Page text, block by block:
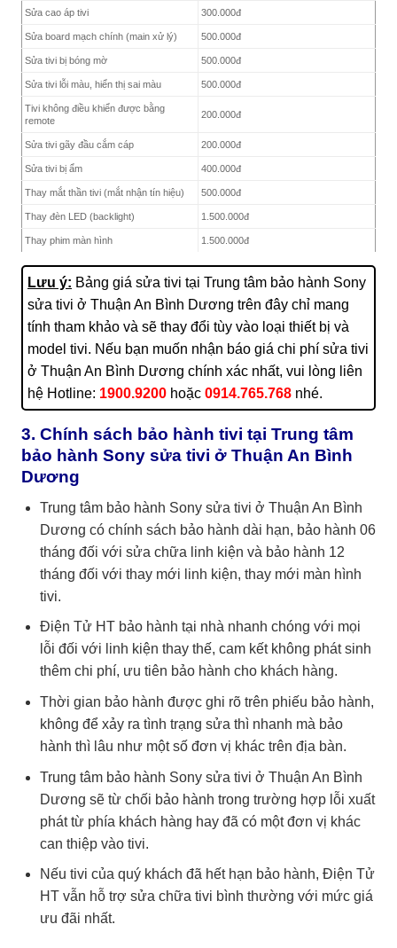
Sửa cao áp tivi 300.000đ
Sửa board mạch chính (main xử lý) 500.000đ
Sửa tivi bị bóng mờ 500.000đ
Sửa tivi lỗi màu, hiển thị sai màu 500.000đ
Tivi không điều khiển được bằng
remote
200.000đ
Sửa tivi gãy đầu cắm cáp 200.000đ
Sửa tivi bị ẩm 400.000đ
Thay mắt thần tivi (mắt nhận tín hiệu) 500.000đ
Thay đèn LED (backlight) 1.500.000đ
Thay phim màn hình 1.500.000đ
Thay cổng HDMI 1.500.000đ
Các lỗi khác Hotline:1900.9200 – 0914.765.768
Lưu ý: Bảng giá sửa tivi tại Trung tâm bảo hành Sony
sửa tivi ở Thuận An Bình Dương trên đây chỉ mang
tính tham khảo và sẽ thay đổi tùy vào loại thiết bị và
model tivi. Nếu bạn muốn nhận báo giá chi phí sửa tivi
ở Thuận An Bình Dương chính xác nhất, vui lòng liên
hệ Hotline: 1900.9200 hoặc 0914.765.768 nhé.
3. Chính sách bảo hành tivi tại Trung tâm
bảo hành Sony sửa tivi ở Thuận An Bình
Dương
Trung tâm bảo hành Sony sửa tivi ở Thuận An Bình
Dương có chính sách bảo hành dài hạn, bảo hành 06
tháng đối với sửa chữa linh kiện và bảo hành 12
tháng đối với thay mới linh kiện, thay mới màn hình
tivi.
Điện Tử HT bảo hành tại nhà nhanh chóng với mọi
lỗi đối với linh kiện thay thế, cam kết không phát sinh
thêm chi phí, ưu tiên bảo hành cho khách hàng.
Thời gian bảo hành được ghi rõ trên phiếu bảo hành,
không để xảy ra tình trạng sửa thì nhanh mà bảo
hành thì lâu như một số đơn vị khác trên địa bàn.
Trung tâm bảo hành Sony sửa tivi ở Thuận An Bình
Dương sẽ từ chối bảo hành trong trường hợp lỗi xuất
phát từ phía khách hàng hay đã có một đơn vị khác
can thiệp vào tivi.
Nếu tivi của quý khách đã hết hạn bảo hành, Điện Tử
HT vẫn hỗ trợ sửa chữa tivi bình thường với mức giá
ưu đãi nhất.